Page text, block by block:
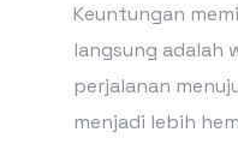
Keuntungan
langsung adalah
perjalanan
menjadi lebih